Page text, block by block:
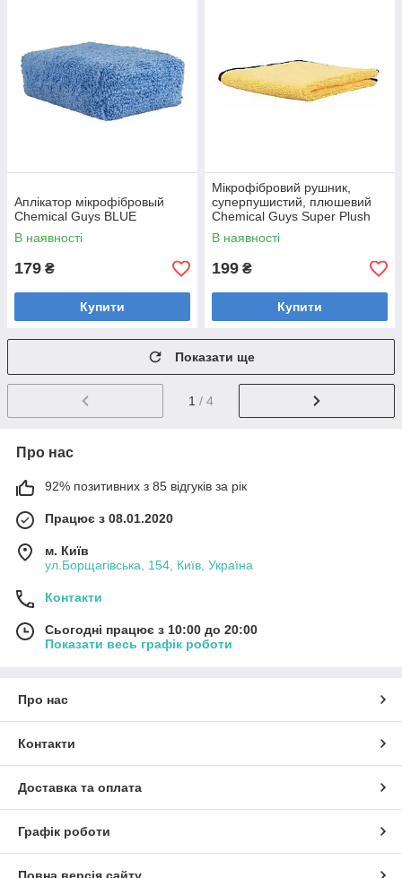
Аплікатор мікрофібровый
Chemical Guys BLUE
В наявності
179 ₴
Купити
Мікрофібровий рушник,
суперпушистий, плюшевий
Chemical Guys Super Plush
Towel, 40 x 40 см
Жовтогарячий
В наявності
199 ₴
Купити
Показати ще
1 / 4
Про нас
92% позитивних з 85 відгуків за рік
Працює з 08.01.2020
м. Київ
ул.Борщагівська, 154, Київ, Україна
Контакти
Сьогодні працює з 10:00 до 20:00
Показати весь графік роботи
Про нас
Контакти
Доставка та оплата
Графік роботи